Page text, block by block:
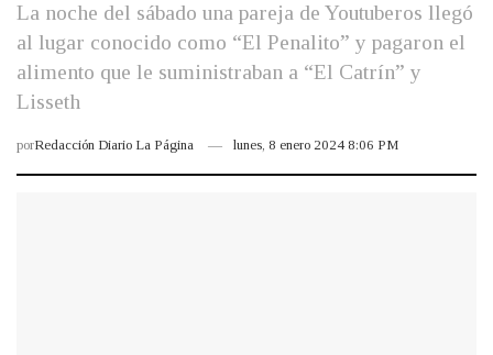
La noche del sábado una pareja de Youtuberos llegó
al lugar conocido como “El Penalito” y pagaron el
alimento que le suministraban a “El Catrín” y
Lisseth
porRedacción Diario La Página lunes, 8 enero 2024 8:06 PM